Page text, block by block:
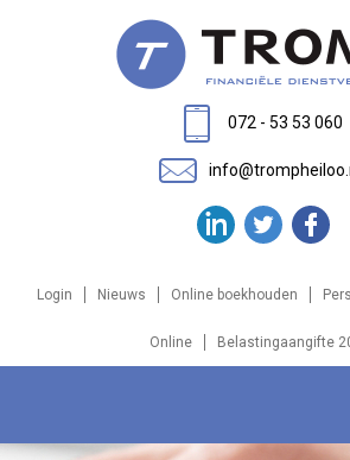
Login Nieuws Online boekhouden
Online Belastingaangifte
072 - 53 53 060